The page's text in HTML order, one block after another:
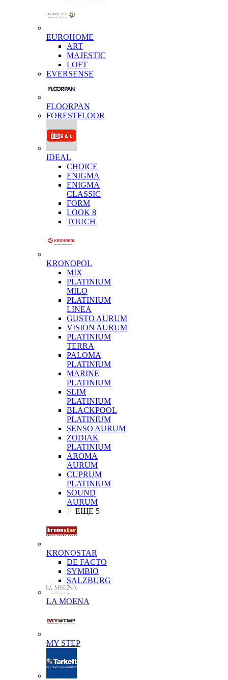
EUROHOME
ART
MAJESTIC
LOFT
EVERSENSE
FLOORPAN
FORESTFLOOR
IDEAL
CHOICE
ENIGMA
ENIGMA
CLASSIC
FORM
LOOK 8
TOUCH
KRONOPOL
MIX
PLATINIUM
MILO
PLATINIUM
LINEA
GUSTO AURUM
VISION AURUM
PLATINIUM
TERRA
PALOMA
PLATINIUM
MARINE
PLATINIUM
SLIM
PLATINIUM
BLACKPOOL
PLATINIUM
SENSO AURUM
ZODIAK
PLATINIUM
AROMA
AURUM
CUPRUM
PLATINIUM
SOUND
AURUM
+ ЕЩЕ 5
KRONOSTAR
DE FACTO
SYMBIO
SALZBURG
LA MOENA
MY STEP